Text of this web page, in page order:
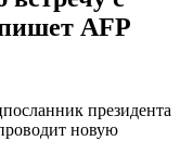
AFP
президента
новую